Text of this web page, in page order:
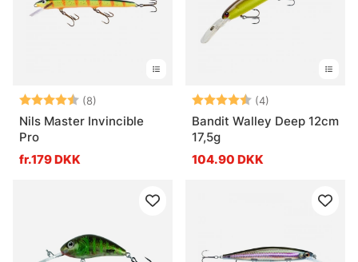
Vurdering: (8)
4.9 ud af 5 stjerner
Nils Master Invincible
Pro
fr.179 DKK
Vurdering: (4)
Bandit Walley Deep 12cm
17,5g
104.90 DKK